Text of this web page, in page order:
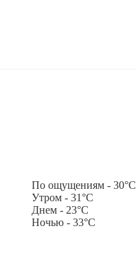
По ощущениям - 30°C
Утром - 31°C
Днем - 23°C
Ночью - 33°C